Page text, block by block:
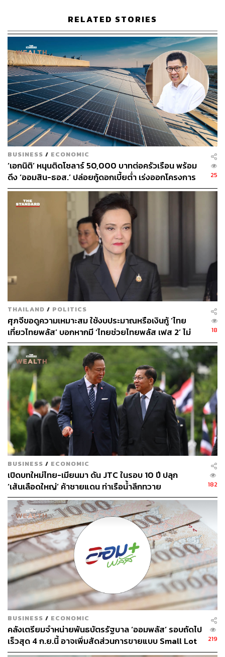
โครงการคนละครึ่ง พลัส
ไม่เป็นผู้ที่ถูกระงับสิทธิหรือถูกเรียกเงินคืนในโครงการ
ของรัฐ ได้แก่ โครงการคนละครึ่ง ระยะที่ 1 – 5 และ
โครงการคนละครึ่ง พลัส
ทั้งนี้ หากตรวจสอบพบในภายหลังว่า ร้านค้ามีการกระทำผิด
หลักเกณฑ์และเงื่อนไขโครงการของรัฐข้างต้น จะถูกตัดสิทธิ
จากโครงการฯ
4. วิธีดำเนินการ ร้านค้าในโครงการคนละครึ่ง พลัส สามารถ
เลือกเข้าร่วมการพัฒนาทักษะระหว่างวันที่ 19 พฤศจิกายน
ถึงวันที่ 19 ธันวาคม 2568 อย่างใดอย่างหนึ่งหรือหลายอย่าง
ดังต่อไปนี้
เข้าร่วมเป็นร้านค้าบนแพลตฟอร์มของผู้ให้บริการระบบ
ขนส่งอาหาร (Food Delivery Platform)
เข้าร่วมและผ่านเกณฑ์การอบรมออนไลน์ของธนาคาร
เข้าร่วมและผ่านเกณฑ์การอบรมออนไลน์ของกรม
พัฒนาธุรกิจการค้า กระทรวงพาณิชย์
5. สิทธิประโยชน์: ร้านค้าที่ผ่านหลักเกณฑ์และเงื่อนไขการ
พัฒนาทักษะจำนวนไม่เกิน 400,000 ร้านค้าแรก จะได้รับ
สิทธิเงินสนับสนุนจากภาครัฐ ร้อยละ 20 ของยอดขายที่เกิด
จากโครงการคนละครึ่ง พลัส เฉพาะในส่วนที่ภาครัฐร่วมจ่าย
นับตั้งแต่วันที่ร้านค้าได้ดำเนินการพัฒนาทักษะสำเร็จ จนถึง
วันที่ 19 ธันวาคม 2568
ทั้งนี้ สูงสุดไม่เกิน 2,000 บาทต่อร้านค้า โดยกระทรวงการ
คลังจะโอนเงินสนับสนุนให้แก่ร้านค้าผ่านบัญชีธนาคารกรุง
ไทย จำกัด (มหาชน) ที่ผูกกับแอปพลิเคชันถุงเงิน ในวันที่ 25
ธันวาคม 2568
TAGS: กระทรวงการคลัง
กระทรวงพาณิชย์
สำนักนายกรัฐมนตรี
คณะรัฐมนตรี
สำนักงานเศรษฐกิจการคลัง
สิริพงศ์ อังคสกุลเกียรติ
กรมพัฒนาธุรกิจการค้า
171
ABOUT THE AUTHOR
THE STANDARD TEAM
กองบรรณาธิการ THE STANDARD
RELATED STORIES
BUSINESS / ECONOMIC
‘เอกนิติ’ หนุนติดโซลาร์ 50,000 บาทต่อครัวเรือน พร้อม
ดึง ‘ออมสิน-ธอส.’ ปล่อยกู้ดอกเบี้ยต่ำ เร่งออกโครงการ
ภายใน 1 เดือน
25
THAILAND / POLITICS
ศุภจีขอดูความเหมาะสม ใช้งบประมาณหรือเงินกู้ ‘ไทย
เที่ยวไทยพลัส’ บอกหากมี ‘ไทยช่วยไทยพลัส เฟส 2’ ไม่
จำเป็นต้องออกพร้อมกัน
18
BUSINESS / ECONOMIC
เปิดบทใหม่ไทย-เมียนมา ดัน JTC ในรอบ 10 ปี ปลุก
‘เส้นเลือดใหญ่’ ค้าชายแดน ท่าเรือน้ำลึกทวาย
182
BUSINESS / ECONOMIC
คลังเตรียมจำหน่ายพันธบัตรรัฐบาล ‘ออมพลัส’ รอบถัดไป
เร็วสุด 4 ก.ย.นี้ อาจเพิ่มสัดส่วนการขายแบบ Small Lot
First มากขึ้น
219